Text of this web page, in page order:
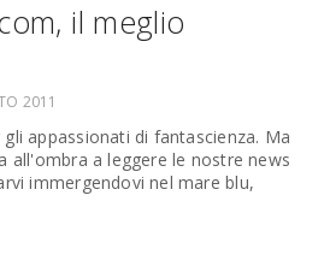
il meglio
2011
appassionati di fantascienza. Ma
all'ombra a leggere le nostre news
immergendovi nel mare blu,